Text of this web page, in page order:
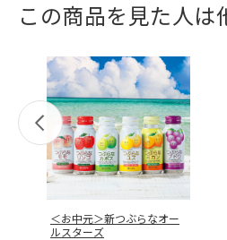
この商品を見た人は
＜お中元＞新つぶらなオー
ルスターズ